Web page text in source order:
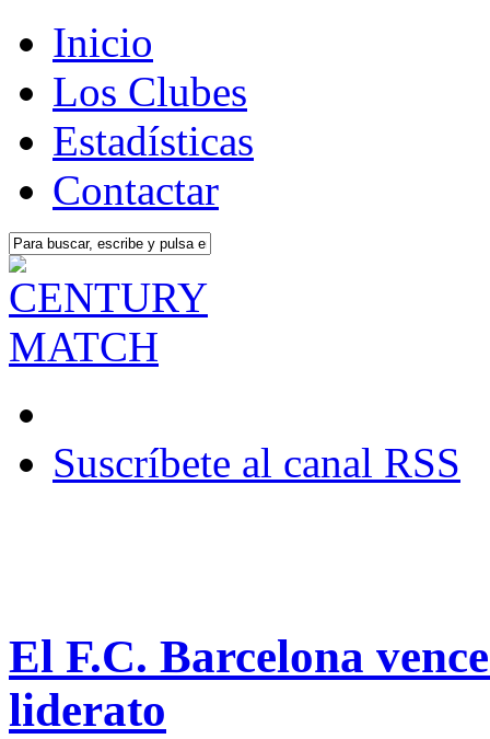
Inicio
Los Clubes
Estadísticas
Contactar
Suscríbete al canal RSS
El F.C. Barcelona
liderato